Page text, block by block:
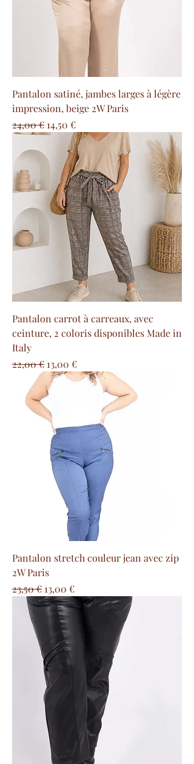
Pantalon satiné, jambes larges à légère
impression, beige 2W Paris
Prezzo regolare
24,00 € Prezzo scontato
14,50 €
Pantalon carrot à carreaux, avec
ceinture, 2 coloris disponibles Made in
Italy
Prezzo regolare
22,00 € Prezzo scontato
13,00 €
Pantalon stretch couleur jean avec zip
2W Paris
Prezzo regolare
23,50 € Prezzo scontato
13,00 €